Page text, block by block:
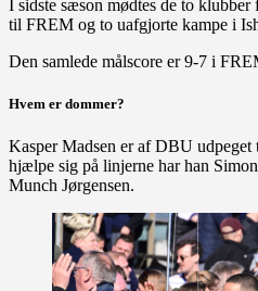
I sidste sæson mødtes de to klubber
til FREM og to uafgjorte kampe i
Den samlede målscore er 9-7 i
Hvem er dommer?
Kasper Madsen er af DBU udpeget
hjælpe sig på linjerne har han
Munch Jørgensen.